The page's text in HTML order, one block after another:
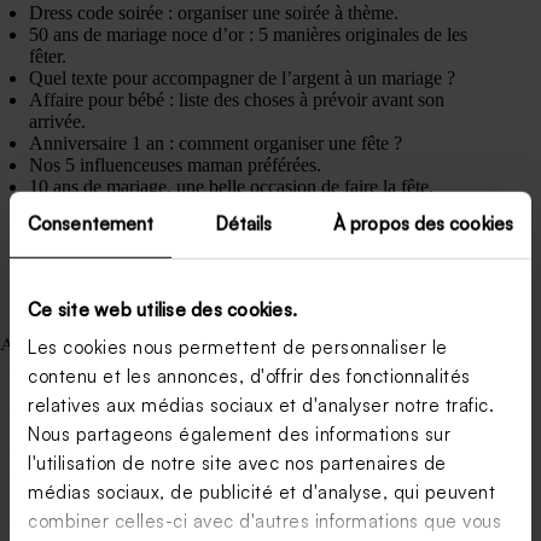
Consentement Détails À propos des cookies
Ce site web utilise des cookies.
Les cookies nous permettent de personnaliser le
contenu et les annonces, d'offrir des fonctionnalités
relatives aux médias sociaux et d'analyser notre trafic.
Nous partageons également des informations sur
l'utilisation de notre site avec nos partenaires de
médias sociaux, de publicité et d'analyse, qui peuvent
combiner celles-ci avec d'autres informations que vous
Dress code soirée : organiser une soirée à thème.
50 ans de mariage noce d’or : 5 manières originales de les
fêter.
Quel texte pour accompagner de l’argent à un mariage ?
Affaire pour bébé : liste des choses à prévoir avant son
arrivée.
Anniversaire 1 an : comment organiser une fête ?
Nos 5 influenceuses maman préférées.
10 ans de mariage, une belle occasion de faire la fête.
Partir en camping avec bébé : bonne ou mauvaise idée ?
Quelle boisson choisir pour votre vin d’honneur.
Trouver une idée de fête anniversaire originale oui, mais
Articles récents
Combien de dragées dans un kilo ? Tableau comparatif par
type
Comment assortir ses cadeaux invités à son thème de
mariage ?
Les cadeaux invités mariage tendance en 2026
Carte de remerciement mariage champêtre : nos
inspirations
Save the date : version papier ou digitale ?